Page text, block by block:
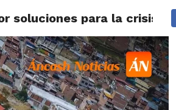
TÚ ELIGES 2026 POLICIALES
para la crisis